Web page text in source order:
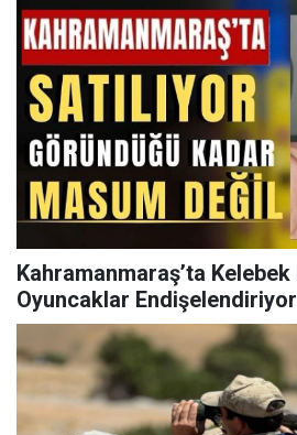
Kahramanmaraş’ta Kelebek Bıçağı Görünümlü
Oyuncaklar Endişelendiriyor